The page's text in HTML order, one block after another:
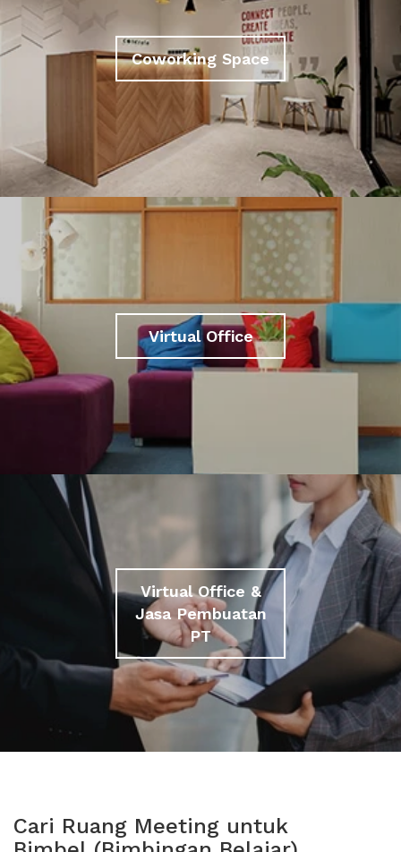
Coworking Space
Virtual Office
Virtual Office &
Jasa Pembuatan
PT
Cari Ruang Meeting untuk